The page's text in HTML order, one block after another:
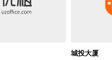
城投大厦